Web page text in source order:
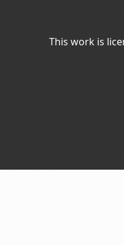
This work is